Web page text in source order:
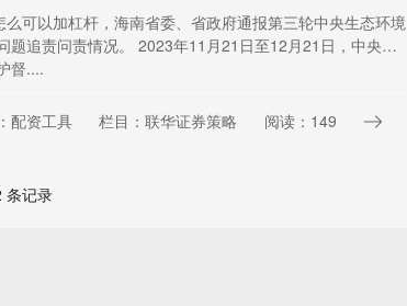
么可以加杠杆，海南省委、省政府通报第三轮中央生态环境
题追责问责情况。 2023年11月21日至12月21日，中央第
督....
配资工具 栏目：联华证券策略 阅读：149
条记录